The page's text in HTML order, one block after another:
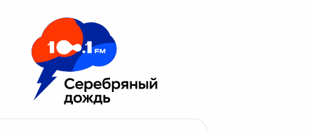
Москва 100.1 FM
Апатиты